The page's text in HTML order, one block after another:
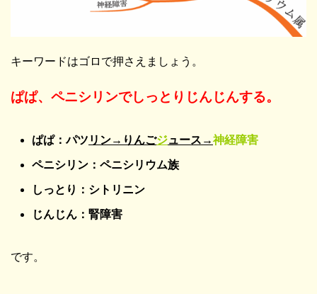
キーワードはゴロで押さえましょう。
ぱぱ、ペニシリンでしっとりじんじんする。
ぱぱ：パツ リン→ りんごジュース →神経障害
ペニシリン：ペニシリウム族
しっとり：シトリニン
じんじん：腎障害
です。